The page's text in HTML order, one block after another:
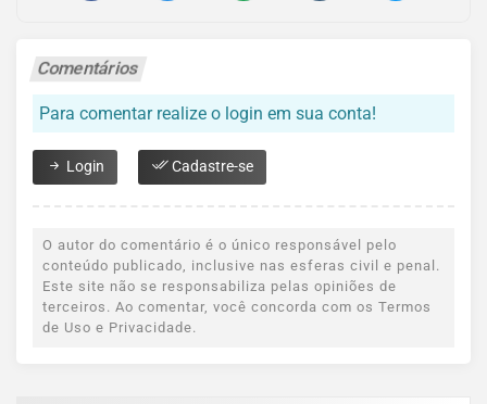
Comentários
Para comentar realize o login em sua conta!
Login Cadastre-se
O autor do comentário é o único responsável pelo
conteúdo publicado, inclusive nas esferas civil e penal.
Este site não se responsabiliza pelas opiniões de
terceiros. Ao comentar, você concorda com os Termos
de Uso e Privacidade.